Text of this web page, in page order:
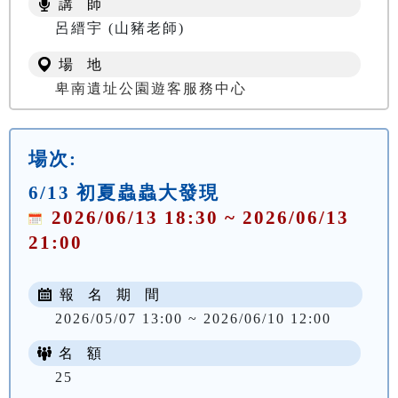
講 師
呂縉宇 (山豬老師)
場 地
卑南遺址公園遊客服務中心
場次:
6/13 初夏蟲蟲大發現
2026/06/13 18:30 ~ 2026/06/13
21:00
報 名 期 間
2026/05/07 13:00 ~ 2026/06/10 12:00
名 額
25